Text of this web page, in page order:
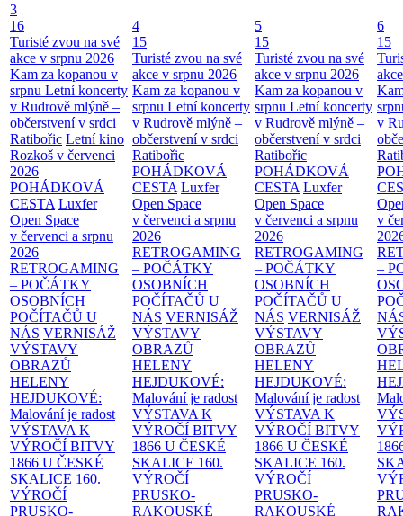
3
16
Turisté zvou na své
akce v srpnu 2026
Kam za kopanou v
srpnu Letní koncerty
v Rudrově mlýně –
občerstvení v srdci
Ratibořic Letní kino
Rozkoš v červenci
2026
POHÁDKOVÁ
CESTA Luxfer
Open Space
v červenci a srpnu
2026
RETROGAMING
– POČÁTKY
OSOBNÍCH
POČÍTAČŮ U
NÁS VERNISÁŽ
VÝSTAVY
OBRAZŮ
HELENY
HEJDUKOVÉ:
Malování je radost
VÝSTAVA K
VÝROČÍ BITVY
1866 U ČESKÉ
SKALICE 160.
VÝROČÍ
PRUSKO-
4
15
Turisté zvou na své
akce v srpnu 2026
Kam za kopanou v
srpnu Letní koncerty
v Rudrově mlýně –
občerstvení v srdci
Ratibořic
POHÁDKOVÁ
CESTA Luxfer
Open Space
v červenci a srpnu
2026
RETROGAMING
– POČÁTKY
OSOBNÍCH
POČÍTAČŮ U
NÁS VERNISÁŽ
VÝSTAVY
OBRAZŮ
HELENY
HEJDUKOVÉ:
Malování je radost
VÝSTAVA K
VÝROČÍ BITVY
1866 U ČESKÉ
SKALICE 160.
VÝROČÍ
PRUSKO-
RAKOUSKÉ
5
15
Turisté zvou na své
akce v srpnu 2026
Kam za kopanou v
srpnu Letní koncerty
v Rudrově mlýně –
občerstvení v srdci
Ratibořic
POHÁDKOVÁ
CESTA Luxfer
Open Space
v červenci a srpnu
2026
RETROGAMING
– POČÁTKY
OSOBNÍCH
POČÍTAČŮ U
NÁS VERNISÁŽ
VÝSTAVY
OBRAZŮ
HELENY
HEJDUKOVÉ:
Malování je radost
VÝSTAVA K
VÝROČÍ BITVY
1866 U ČESKÉ
SKALICE 160.
VÝROČÍ
PRUSKO-
RAKOUSKÉ
6
15
v
v
–